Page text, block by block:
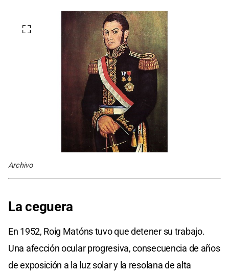
Archivo
La ceguera
En 1952, Roig Matóns tuvo que detener su trabajo.
Una afección ocular progresiva, consecuencia de años
de exposición a la luz solar y la resolana de alta